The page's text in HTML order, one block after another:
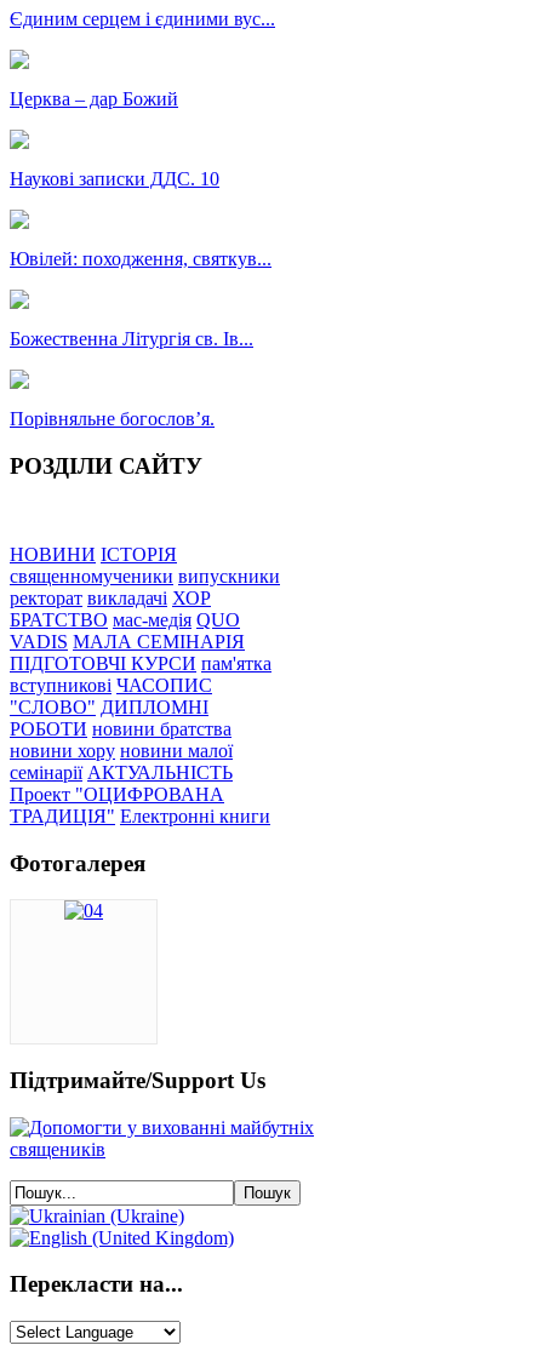
Єдиним серцем і єдиними вус...
Церква – дар Божий
Наукові записки ДДС. 10
Ювілей: походження, святкув...
Божественна Літургія св. Ів...
Порівняльне богословʼя.
РОЗДІЛИ САЙТУ
НОВИНИ ІСТОРІЯ
священномученики випускники
ректорат викладачі ХОР
БРАТСТВО мас-медія QUO
VADIS МАЛА СЕМІНАРІЯ
ПІДГОТОВЧІ КУРСИ пам'ятка
вступникові ЧАСОПИС
"СЛОВО" ДИПЛОМНІ
РОБОТИ новини братства
новини хору новини малої
семінарії АКТУАЛЬНІСТЬ
Проект "ОЦИФРОВАНА
ТРАДИЦІЯ" Електронні книги
Фотогалерея
Підтримайте/Support Us
Перекласти на...